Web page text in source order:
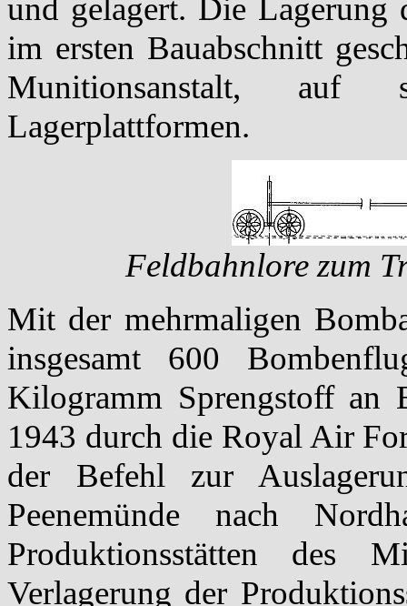
und gelagert. Die Lagerung
im ersten Bauabschnitt
Munitionsanstalt, auf
Lagerplattformen.
Feldbahnlore zum
Mit der mehrmaligen
insgesamt 600
Kilogramm Sprengstoff an
1943 durch die Royal Air
der Befehl zur
Peenemünde nach
Produktionsstätten des
Verlagerung der